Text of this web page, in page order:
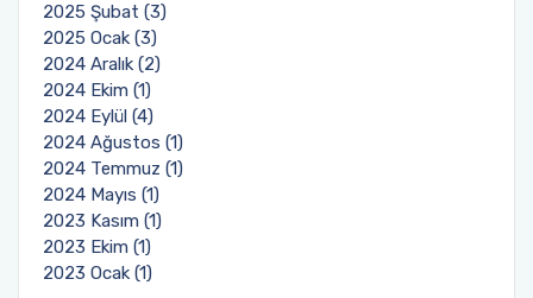
2025 Şubat (3)
2025 Ocak (3)
2024 Aralık (2)
2024 Ekim (1)
2024 Eylül (4)
2024 Ağustos (1)
2024 Temmuz (1)
2024 Mayıs (1)
2023 Kasım (1)
2023 Ekim (1)
2023 Ocak (1)